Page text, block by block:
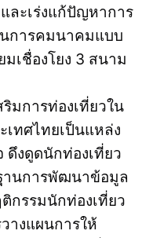
ละเร่งแก้ปัญหาการ
นการคมนาคมแบบ
มเชื่องโยง 3 สนาม
มการท่องเที่ยวใน
เทศไทยเป็นแหล่ง
ดึงดูดนักท่องเที่ยว
านการพัฒนาข้อมูล
กรรมนักท่องเที่ยว
างแผนการให้